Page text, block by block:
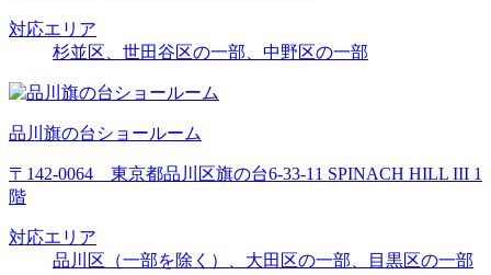
対応エリア
杉並区、世田谷区の一部、中野区の一部
品川旗の台ショールーム
〒142-0064 東京都品川区旗の台6-33-11 SPINACH HILL III 1
階
対応エリア
品川区（一部を除く）、大田区の一部、目黒区の一部